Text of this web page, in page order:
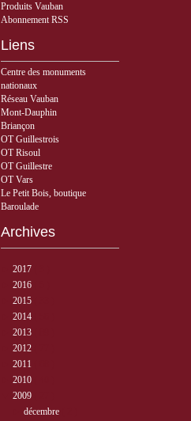
Produits Vauban
Abonnement RSS
Liens
Centre des monuments
nationaux
Réseau Vauban
Mont-Dauphin
Briançon
OT Guillestrois
OT Risoul
OT Guillestre
OT Vars
Le Petit Bois, boutique
Baroulade
Archives
2017
2016
2015
2014
2013
2012
2011
2010
2009
décembre